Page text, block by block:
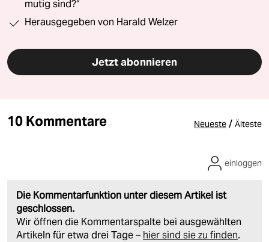
mutig sind?“
Herausgegeben von Harald Welzer
Jetzt abonnieren
10 Kommentare Neueste / Älteste
Die Kommentarfunktion unter diesem Artikel ist
geschlossen.
Wir öffnen die Kommentarspalte bei ausgewählten
Artikeln für etwa drei Tage – hier sind sie zu finden.
einloggen